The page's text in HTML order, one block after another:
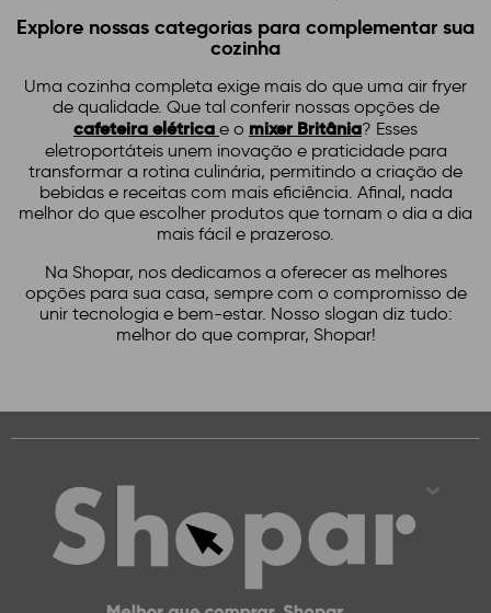
Explore nossas categorias para complementar sua
cozinha
Uma cozinha completa exige mais do que uma air fryer
de qualidade. Que tal conferir nossas opções de
cafeteira elétrica e o mixer Britânia? Esses
eletroportáteis unem inovação e praticidade para
transformar a rotina culinária, permitindo a criação de
bebidas e receitas com mais eficiência. Afinal, nada
melhor do que escolher produtos que tornam o dia a dia
mais fácil e prazeroso.
Na Shopar, nos dedicamos a oferecer as melhores
opções para sua casa, sempre com o compromisso de
unir tecnologia e bem-estar. Nosso slogan diz tudo:
melhor do que comprar, Shopar!